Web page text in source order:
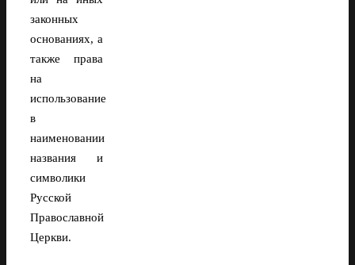
законных
основаниях, а
также права
на
использование
в
наименовании
названия и
символики
Русской
Православной
Церкви.